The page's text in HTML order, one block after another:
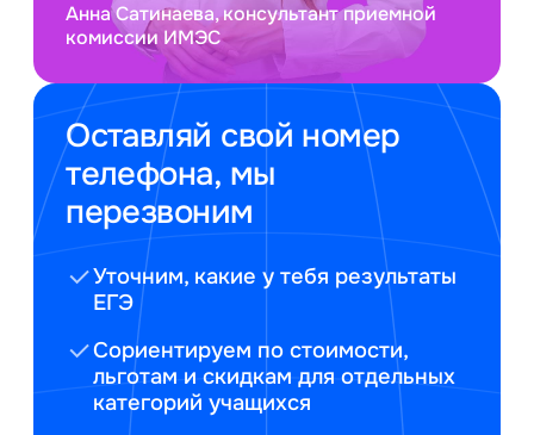
Оставляй свой номер
телефона, мы
перезвоним
Уточним, какие у тебя результаты
ЕГЭ
Сориентируем по стоимости,
льготам и скидкам для отдельных
категорий учащихся
Анна Сатинаева, консультант приемной
комиссии ИМЭС